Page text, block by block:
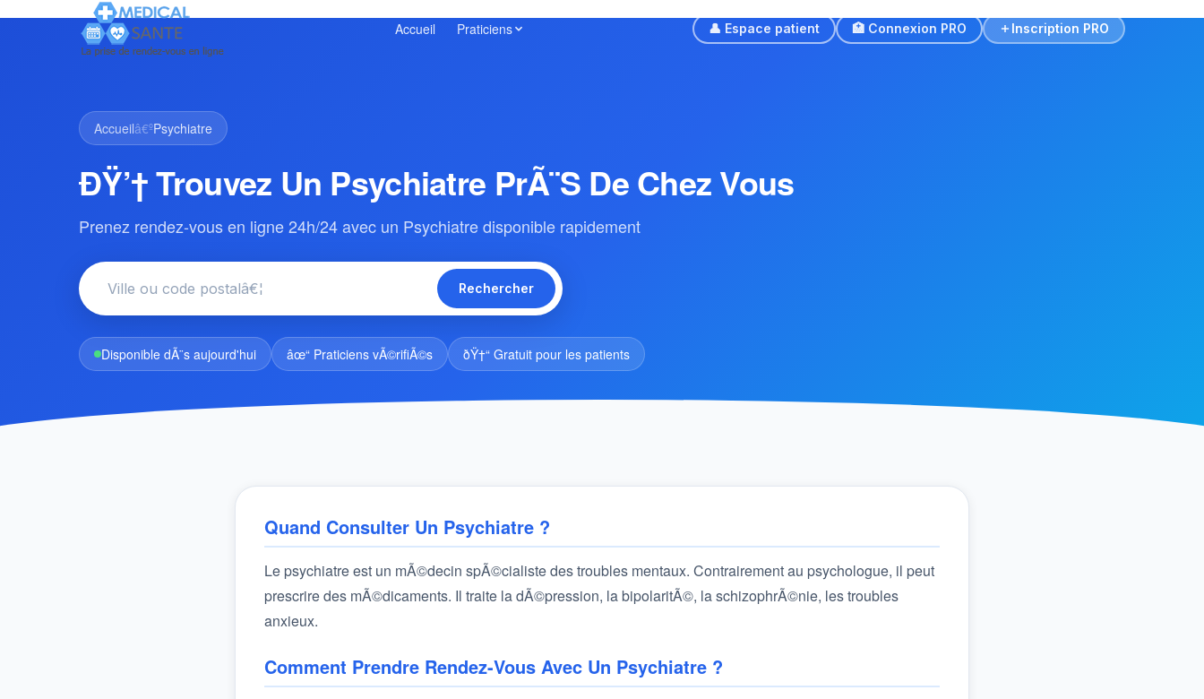
Accueil
Praticiens 👤 Espace patient 🏥 Connexion PRO Inscription PRO
Accueilâ€ºPsychiatre
ÐŸ’† Trouvez Un Psychiatre PrÃ¨s De Chez Vous
Prenez rendez-vous en ligne 24h/24 avec un Psychiatre disponible rapidement
Rechercher
Disponible dÃ¨s aujourd'hui âœ“ Praticiens vÃ©rifiÃ©s ðŸ†“ Gratuit pour les patients
Quand Consulter Un Psychiatre ?
Le psychiatre est un mÃ©decin spÃ©cialiste des troubles mentaux. Contrairement au psychologue, il peut
prescrire des mÃ©dicaments. Il traite la dÃ©pression, la bipolaritÃ©, la schizophrÃ©nie, les troubles
anxieux.
Comment Prendre Rendez-Vous Avec Un Psychiatre ?